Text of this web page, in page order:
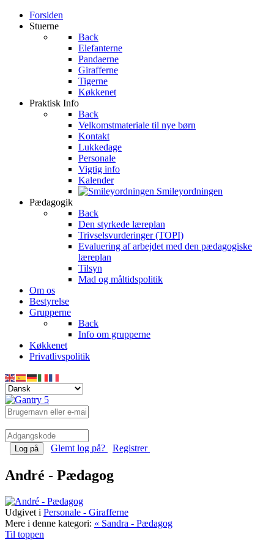
Forsiden
Stuerne
Back
Elefanterne
Pandaerne
Girafferne
Tigerne
Køkkenet
Praktisk Info
Back
Velkomstmateriale til nye børn
Kontakt
Lukkedage
Personale
Vigtig info
Kalender
Smileyordningen
Pædagogik
Back
Den styrkede læreplan
Trivselsvurderinger (TOPI)
Evaluering af arbejdet med den pædagogiske
læreplan
Tilsyn
Mad og måltidspolitik
Om os
Bestyrelse
Grupperne
Back
Info om grupperne
Køkkenet
Privatlivspolitik
Log på Glemt log på? Registrer
André - Pædagog
Udgivet i Personale - Girafferne
Mere i denne kategori: « Sandra - Pædagog
Til toppen